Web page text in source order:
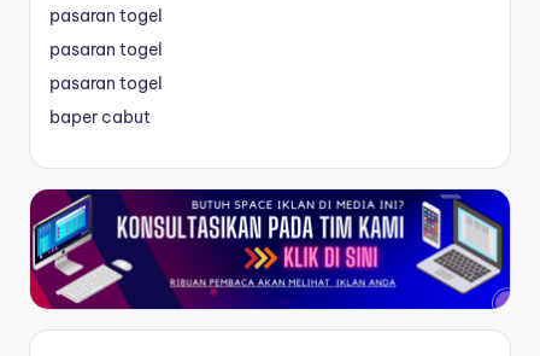
pasaran togel
pasaran togel
pasaran togel
baper cabut